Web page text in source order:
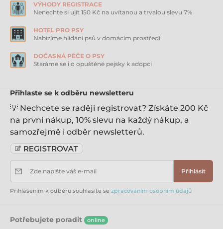
VÝHODY REGISTRACE
Nenechte si ujít 150 Kč na uvítanou a trvalou slevu 7%
HOTEL PRO PSY
Nabízíme hlídání psů v domácím prostředí
DOČASNÁ PÉČE O PSY
Staráme se i o opuštěné pejsky k adopci
Přihlaste se k odběru newsletteru
💡 Nechcete se raději registrovat? Získáte 200 Kč
na první nákup, 10% slevu na každý nákup, a
samozřejmě i odběr newsletterů.
Zde napište váš e-mail Přihlásit
Přihlášením k odběru souhlasíte se zpracováním osobním údajů
Potřebujete poradit online